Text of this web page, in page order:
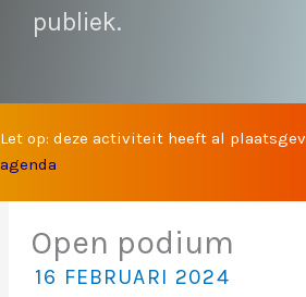
publiek.
Let op: deze activiteit heeft al
agenda
Open podium
16 FEBRUARI 2024